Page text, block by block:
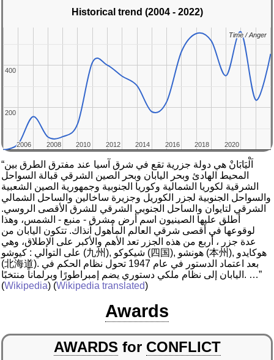
Historical trend (2004 - 2022)
2006
2006 2008
2008 2010
2010 2012
2012 2014
2014 2016
2016 2018
2018 2020
2020
200
200
400
400
Time / Anger
Time / Anger
“اَلْيَابَانْ هي دولة جزرية تقع في شرق آسيا عند مفترق الطرق بين
المحيط الهادئ وبحر اليابان وبحر الصين الشرقي قبالة السواحل
الشرقية لكوريا الشمالية وكوريا الجنوبية وجمهورية الصين الشعبية
والسواحل الجنوبية لجزر الكوريل وجزيرة ساخالين والساحل الشمالي
الشرقي لتايوان والساحل الجنوبي الشرقي للشرق الأقصى الروسي.
أطلق عليها الصينيون اسم أرض مشرق - منبع - الشمس، وهذا
لوقوعها في أقصى شرقي العالم المأهول آنذاك. تتكون اليابان من
عدة جزر ، أربع من هذه الجزر تعد الأهم والأكبر على الإطلاق، وهي
على التوالي : كيوشو (九州), شيكوكو (四国), هونشو (本州), هوكايدو
(北海道). بعد اعتماد الدستور في عام 1947 تحول نظام الحكم في
اليابان إلى نظام ملكي دستوري يضم إمبراطورًا وبرلماناً منتخبًا. …”
(Wikipedia) (Wikipedia translated)
Awards
AWARDS for CONFLICT